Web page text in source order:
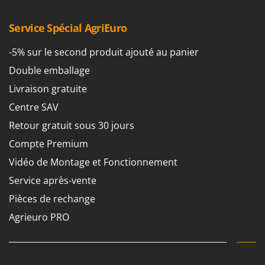
Machines sous vide
Motoculteurs
Motofaucheuses
Motopompes pour irrigation
Moulins à céréales électriques
Moulins à farine
N
Nettoyeurs et Balais à vapeur
Nettoyeurs haute pression
Nettoyeurs tapis, moquettes et tapisseries
P
FARMER
FBC
Ferrua
FIEM
Fimar
FINI
Fiorentini
Fiskars
Flymo
Fontana Forni
Service Spécial AgriEuro
-5% sur le second produit ajouté au panier
Double emballage
Livraison gratuite
Centre SAV
Retour gratuit sous 30 jours
Compte Premium
Vidéo de Montage et Fonctionnement
Service après-vente
Pièces de rechange
Agrieuro PRO